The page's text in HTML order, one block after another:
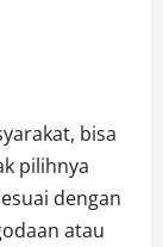
bisa
pilihnya
dengan
atau